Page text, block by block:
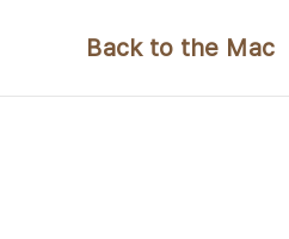
Back to the Mac